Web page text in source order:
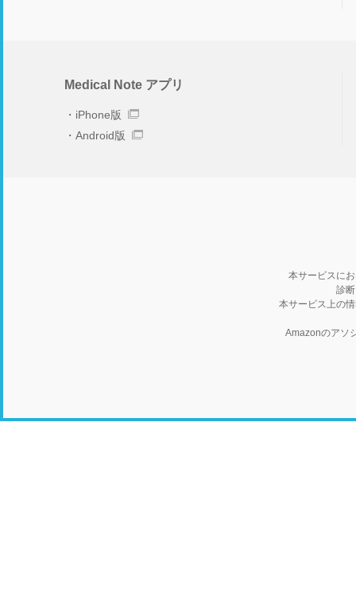
Medical Note アプリ
iPhone版
Android版
本サービスに
診
本サービス上の
Amazonのアソ